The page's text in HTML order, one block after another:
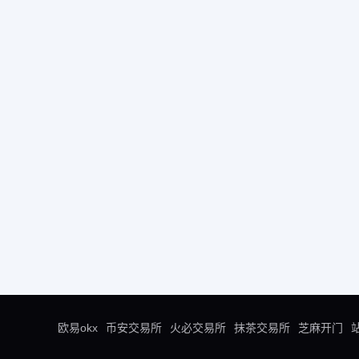
欧易okx 币安交易所 火必交易所 抹茶交易所 芝麻开门